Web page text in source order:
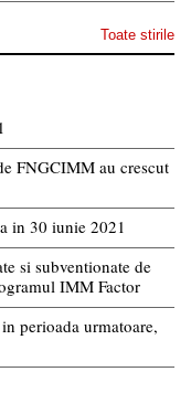
Toate stirile
FNGCIMM au crescut
in 30 iunie 2021
si subventionate de
IMM Factor
perioada urmatoare,